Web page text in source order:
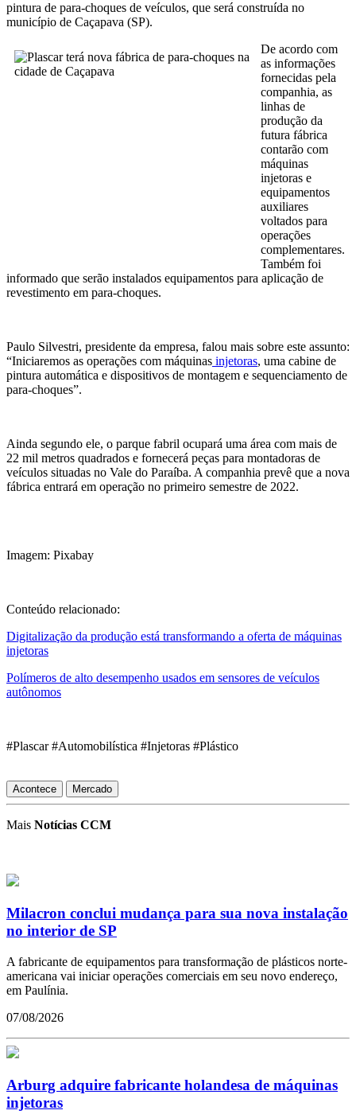
pintura de para-choques de veículos, que será construída no
município de Caçapava (SP).
De acordo com
as informações
fornecidas pela
companhia, as
linhas de
produção da
futura fábrica
contarão com
máquinas
injetoras e
equipamentos
auxiliares
voltados para
operações
complementares.
Também foi
informado que serão instalados equipamentos para aplicação de
revestimento em para-choques.
Paulo Silvestri, presidente da empresa, falou mais sobre este assunto:
“Iniciaremos as operações com máquinas injetoras, uma cabine de
pintura automática e dispositivos de montagem e sequenciamento de
para-choques”.
Ainda segundo ele, o parque fabril ocupará uma área com mais de
22 mil metros quadrados e fornecerá peças para montadoras de
veículos situadas no Vale do Paraíba. A companhia prevê que a nova
fábrica entrará em operação no primeiro semestre de 2022.
Imagem: Pixabay
Conteúdo relacionado:
Digitalização da produção está transformando a oferta de máquinas
injetoras
Polímeros de alto desempenho usados em sensores de veículos
autônomos
#Plascar #Automobilística #Injetoras #Plástico
Acontece Mercado
Mais Notícias CCM
Milacron conclui mudança para sua nova instalação
no interior de SP
A fabricante de equipamentos para transformação de plásticos norte-
americana vai iniciar operações comerciais em seu novo endereço,
em Paulínia.
07/08/2026
Arburg adquire fabricante holandesa de máquinas
injetoras